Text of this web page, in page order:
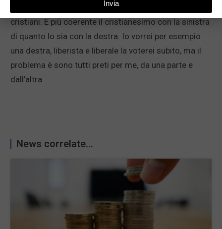
vogliono essere primi, schiacciano gli ultimi e sono
cristiani. È più coerente il cristianesimo con la sinistra
di quanto lo sia con la destra. Io vorrei per esempio
una destra, liberista e liberale la voterei subito, ma il
problema è sono tutti preti per me, da una parte e
dall’altra.
News correlate...
Invia